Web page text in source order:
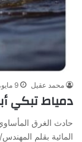
محمد عقيل 9 مايو، 2026
دمياط تبكي
حادث الغرق
المائية بقلم